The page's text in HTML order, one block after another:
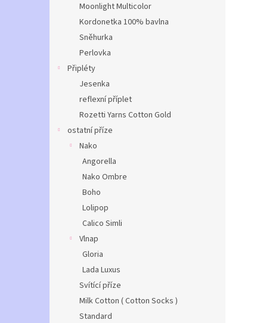
Moonlight Multicolor
Kordonetka 100% bavlna
Sněhurka
Perlovka
Připléty
Jesenka
reflexní příplet
Rozetti Yarns Cotton Gold
ostatní příze
Nako
Angorella
Nako Ombre
Boho
Lolipop
Calico Simli
Vlnap
Gloria
Lada Luxus
Svítící příze
Milk Cotton ( Cotton Socks )
Standard